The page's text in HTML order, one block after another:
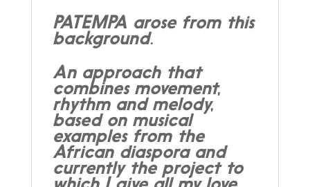
PATEMPA arose from this
background.
An approach that
combines movement,
rhythm and melody,
based on musical
examples from the
African diaspora and
currently the project to